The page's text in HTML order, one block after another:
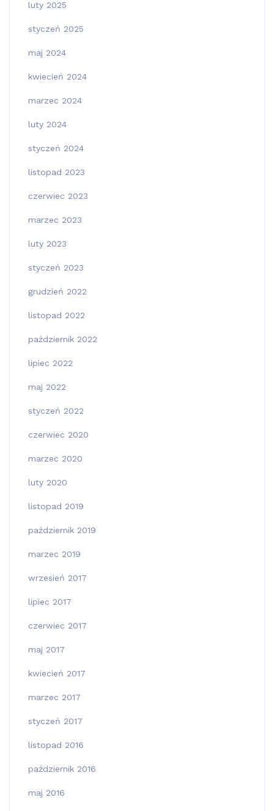
luty 2025
styczeń 2025
maj 2024
kwiecień 2024
marzec 2024
luty 2024
styczeń 2024
listopad 2023
czerwiec 2023
marzec 2023
luty 2023
styczeń 2023
grudzień 2022
listopad 2022
październik 2022
lipiec 2022
maj 2022
styczeń 2022
czerwiec 2020
marzec 2020
luty 2020
listopad 2019
październik 2019
marzec 2019
wrzesień 2017
lipiec 2017
czerwiec 2017
maj 2017
kwiecień 2017
marzec 2017
styczeń 2017
listopad 2016
październik 2016
maj 2016